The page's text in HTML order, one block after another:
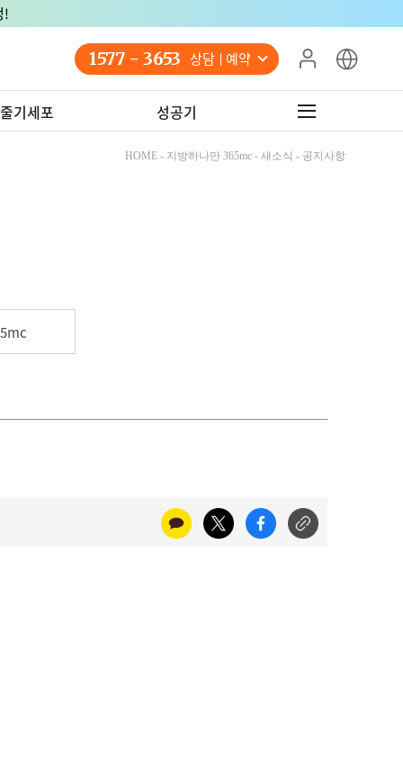
!
1577 - 3653 상담 예약
기세포 성공기
HOME - 지방하나만 365mc - 새소식 - 공지사항